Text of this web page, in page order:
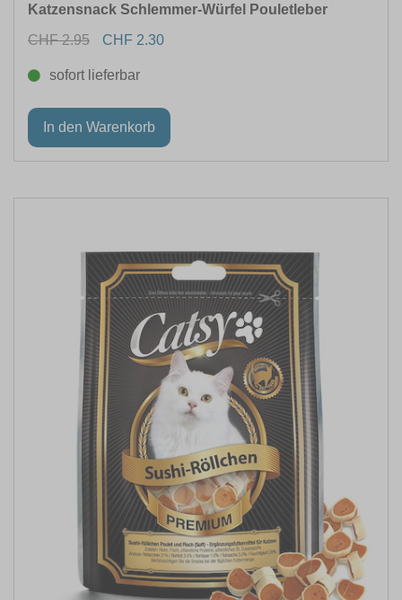
Katzensnack Schlemmer-Würfel Pouletleber
CHF 2.95
CHF 2.30
sofort lieferbar